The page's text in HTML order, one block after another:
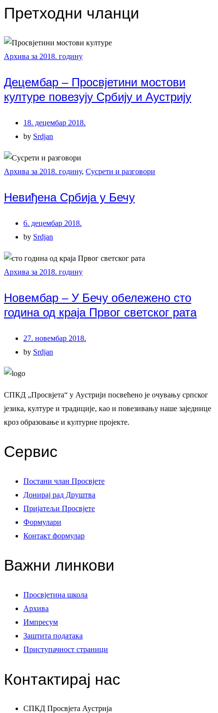
Претходни чланци
Архива за 2018. годину
Децембар – Просвјетини мостови
културе повезују Србију и Аустрију
18. децембар 2018.
by Srdjan
Архива за 2018. годину, Сусрети и разговори
Невиђена Србија у Бечу
6. децембар 2018.
by Srdjan
Архива за 2018. годину
Новембар – У Бечу обележено сто
година од краја Првог светског рата
27. новембар 2018.
by Srdjan
СПКД „Просвјета“ у Аустрији посвећено је очувању српског
језика, културе и традиције, као и повезивању наше заједнице
кроз образовање и културне пројекте.
Сервис
Постани члан Просвјете
Донирај рад Друштва
Пријатељи Просвјете
Формулари
Контакт формулар
Важни линкови
Просвјетина школа
Архива
Импресум
Заштита података
Приступачност страници
Контактирај нас
СПКД Просвјета Аустрија